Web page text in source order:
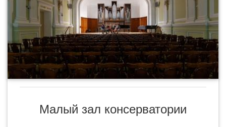
Малый зал консерватории